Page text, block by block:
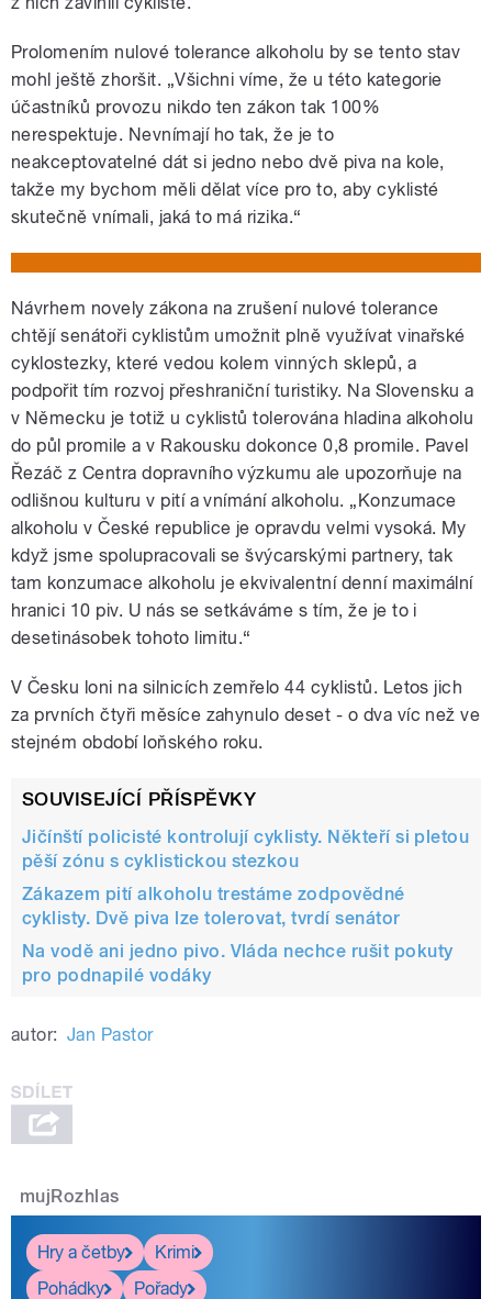
Prolomením nulové tolerance alkoholu by se tento stav
mohl ještě zhoršit. „Všichni víme, že u této kategorie
účastníků provozu nikdo ten zákon tak 100%
nerespektuje. Nevnímají ho tak, že je to
neakceptovatelné dát si jedno nebo dvě piva na kole,
takže my bychom měli dělat více pro to, aby cyklisté
skutečně vnímali, jaká to má rizika.“
Návrhem novely zákona na zrušení nulové tolerance
chtějí senátoři cyklistům umožnit plně využívat vinařské
cyklostezky, které vedou kolem vinných sklepů, a
podpořit tím rozvoj přeshraniční turistiky. Na Slovensku a
v Německu je totiž u cyklistů tolerována hladina alkoholu
do půl promile a v Rakousku dokonce 0,8 promile. Pavel
Řezáč z Centra dopravního výzkumu ale upozorňuje na
odlišnou kulturu v pití a vnímání alkoholu. „Konzumace
alkoholu v České republice je opravdu velmi vysoká. My
když jsme spolupracovali se švýcarskými partnery, tak
tam konzumace alkoholu je ekvivalentní denní maximální
hranici 10 piv. U nás se setkáváme s tím, že je to i
desetinásobek tohoto limitu.“
V Česku loni na silnicích zemřelo 44 cyklistů. Letos jich
za prvních čtyři měsíce zahynulo deset - o dva víc než ve
stejném období loňského roku.
SOUVISEJÍCÍ PŘÍSPĚVKY
Jičínští policisté kontrolují cyklisty. Někteří si pletou
pěší zónu s cyklistickou stezkou
Zákazem pití alkoholu trestáme zodpovědné
cyklisty. Dvě piva lze tolerovat, tvrdí senátor
Na vodě ani jedno pivo. Vláda nechce rušit pokuty
pro podnapilé vodáky
autor: Jan Pastor
mujRozhlas
Hry a četby
Krimi
Pohádky
Pořady